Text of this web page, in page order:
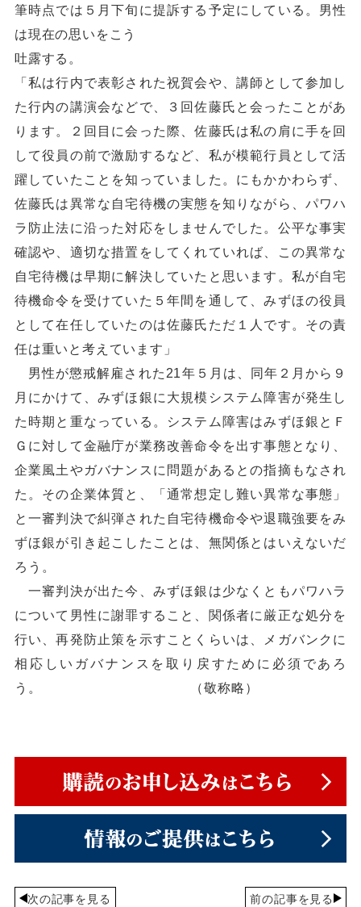
筆時点では５月下旬に提訴する予定にしている。男性
は現在の思いをこう
吐露する。
「私は行内で表彰された祝賀会や、講師として参加し
た行内の講演会などで、３回佐藤氏と会ったことがあ
ります。２回目に会った際、佐藤氏は私の肩に手を回
して役員の前で激励するなど、私が模範行員として活
躍していたことを知っていました。にもかかわらず、
佐藤氏は異常な自宅待機の実態を知りながら、パワハ
ラ防止法に沿った対応をしませんでした。公平な事実
確認や、適切な措置をしてくれていれば、この異常な
自宅待機は早期に解決していたと思います。私が自宅
待機命令を受けていた５年間を通して、みずほの役員
として在任していたのは佐藤氏ただ１人です。その責
任は重いと考えています」
男性が懲戒解雇された21年５月は、同年２月から９
月にかけて、みずほ銀に大規模システム障害が発生し
た時期と重なっている。システム障害はみずほ銀とＦ
Ｇに対して金融庁が業務改善命令を出す事態となり、
企業風土やガバナンスに問題があるとの指摘もなされ
た。その企業体質と、「通常想定し難い異常な事態」
と一審判決で糾弾された自宅待機命令や退職強要をみ
ずほ銀が引き起こしたことは、無関係とはいえないだ
ろう。
一審判決が出た今、みずほ銀は少なくともパワハラ
について男性に謝罪すること、関係者に厳正な処分を
行い、再発防止策を示すことくらいは、メガバンクに
相応しいガバナンスを取り戻すために必須であろ
う。 （敬称略）
前の記事を見る
次の記事を見る